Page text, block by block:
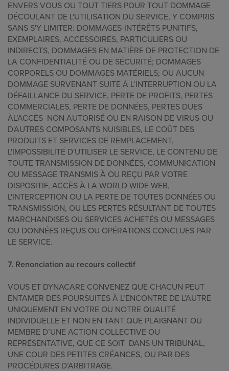
ENVERS VOUS OU TOUT TIERS POUR TOUT DOMMAGE
DÉCOULANT DE L'UTILISATION DU SERVICE, Y COMPRIS
SANS S'Y LIMITER: DOMMAGES-INTÉRÊTS PUNITIFS,
EXEMPLAIRES, ACCESSOIRES, PARTICULIERS OU
INDIRECTS, DOMMAGES EN MATIÈRE DE PROTECTION DE
LA CONFIDENTIALITÉ OU DE SÉCURITÉ; DOMMAGES
CORPORELS OU DOMMAGES MATÉRIELS; OU AUCUN
DOMMAGE SURVENANT SUITE À L’INTERRUPTION OU LA
DÉFAILLANCE DU SERVICE, PERTE DE PROFITS, PERTES
COMMERCIALES, PERTE DE DONNÉES, PERTES DUES
ÀL’ACCÈS NON AUTORISÉ OU EN RAISON DE VIRUS OU
D'AUTRES COMPOSANTS NUISIBLES, LE COÛT DES
PRODUITS ET SERVICES DE REMPLACEMENT,
L'IMPOSSIBILITÉ D'UTILISER LE SERVICE, LE CONTENU DE
TOUTE TRANSMISSION DE DONNÉES, COMMUNICATION
OU MESSAGE TRANSMIS À OU REÇU PAR VOTRE
DISPOSITIF, ACCÈS À LA WORLD WIDE WEB,
L'INTERCEPTION OU LA PERTE DE TOUTES DONNÉES OU
TRANSMISSION, OU LES PERTES RÉSULTANT DE TOUTES
MARCHANDISES OU SERVICES ACHETÉS OU MESSAGES
OU DONNÉES REÇUS OU OPÉRATIONS CONCLUES PAR
LE SERVICE.
7. Renonciation au recours collectif
VOUS ET DYNACARE CONVENEZ QUE CHACUN PEUT
ENTAMER DES POURSUITES À L’ENCONTRE DE L’AUTRE
UNIQUEMENT EN VOTRE OU NOTRE QUALITÉ
INDIVIDUELLE ET NON EN TANT QUE PLAIGNANT OU
MEMBRE D’UNE ACTION COLLECTIVE OU
REPRÉSENTATIVE, QUE CE SOIT DANS UN TRIBUNAL,
UNE COUR DES PETITES CRÉANCES, OU PAR DES
PROCÉDURES D’ARBITRAGE.